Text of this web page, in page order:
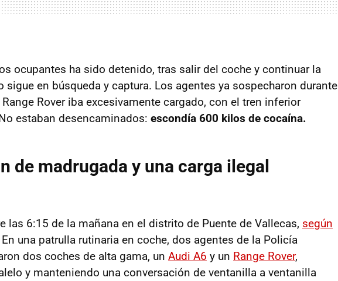
ocupantes ha sido detenido, tras salir del coche y continuar la
sigue en búsqueda y captura. Los agentes ya sospecharon durante
Rover iba excesivamente cargado, con el tren inferior
estaban desencaminados: escondía 600 kilos de cocaína.
de madrugada y una carga ilegal
las 6:15 de la mañana en el distrito de Puente de Vallecas, según
En una patrulla rutinaria en coche, dos agentes de la Policía
dos coches de alta gama, un Audi A6 y un Range Rover,
y manteniendo una conversación de ventanilla a ventanilla